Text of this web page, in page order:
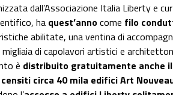
dall’Associazione Italia Liberty e
ha quest’annocome filo
abilitate, una ventina di
di capolavori artistici e
è distribuito gratuitamente anche
censiti circa 40 mila edifici Art